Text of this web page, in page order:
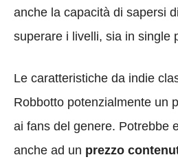
anche la capacità di sapersi
superare i livelli, sia in single
Le caratteristiche da indie
Robbotto potenzialmente un
ai fans del genere. Potrebbe
anche ad un prezzo